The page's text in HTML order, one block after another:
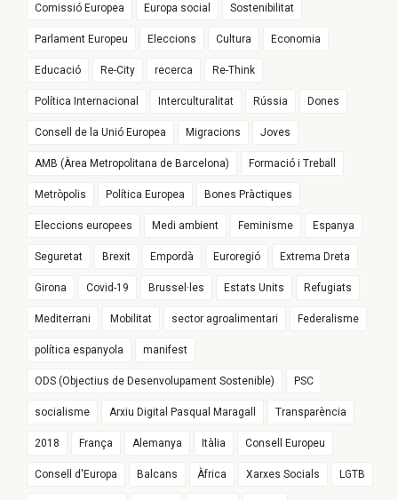
Comissió Europea Europa social Sostenibilitat
Parlament Europeu Eleccions Cultura Economia
Educació Re-City recerca Re-Think
Política Internacional Interculturalitat Rússia Dones
Consell de la Unió Europea Migracions Joves
AMB (Àrea Metropolitana de Barcelona) Formació i Treball
Metròpolis Política Europea Bones Pràctiques
Eleccions europees Medi ambient Feminisme Espanya
Seguretat Brexit Empordà Euroregió Extrema Dreta
Girona Covid-19 Brussel·les Estats Units Refugiats
Mediterrani Mobilitat sector agroalimentari Federalisme
política espanyola manifest
ODS (Objectius de Desenvolupament Sostenible) PSC
socialisme Arxiu Digital Pasqual Maragall Transparència
2018 França Alemanya Itàlia Consell Europeu
Consell d'Europa Balcans Àfrica Xarxes Socials LGTB